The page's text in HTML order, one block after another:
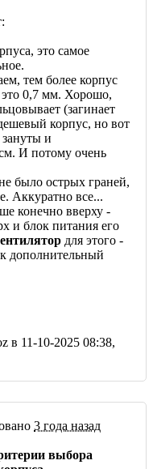
это самое
тем более корпус
0,7 мм. Хорошо,
(загинает
корпус, но вот
и
И потому очень
было острых граней,
Аккуратно все...
конечно вверху -
и блок питания его
для этого -
дополнительный
в 11-10-2025 08:38,
3 года назад
выбора